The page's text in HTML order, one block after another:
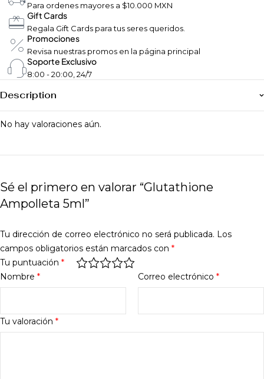
Para ordenes mayores a $10.000 MXN
Gift Cards
Regala Gift Cards para tus seres queridos.
Promociones
Revisa nuestras promos en la página principal
Soporte Exclusivo
8:00 - 20:00, 24/7
Description
No hay valoraciones aún.
Sé el primero en valorar “Glutathione
Ampolleta 5ml”
Tu dirección de correo electrónico no será publicada. Los
campos obligatorios están marcados con *
Tu puntuación *
Tu valoración *
Nombre * Correo electrónico *